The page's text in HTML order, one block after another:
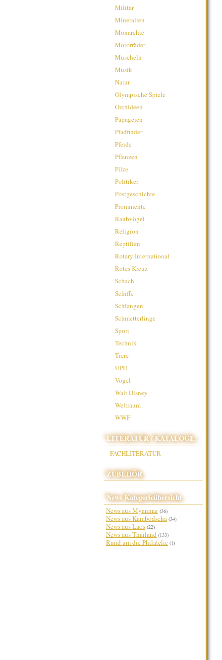
Militär
Mineralien
Monarchie
Motorräder
Muscheln
Musik
Natur
Olympische Spiele
Orchideen
Papageien
Pfadfinder
Pferde
Pflanzen
Pilze
Politiker
Postgeschichte
Prominente
Raubvögel
Religion
Reptilien
Rotary International
Rotes Kreuz
Schach
Schiffe
Schlangen
Schmetterlinge
Sport
Technik
Tiere
UPU
Vögel
Walt Disney
Weltraum
WWF
LITERATUR / KATALOGE:
FACHLITERATUR
ZUBEHÖR
News Kategorieübersicht
News aus Myanmar (36)
News aus Kambodscha (34)
News aus Laos (22)
News aus Thailand (133)
Rund um die Philatelie (1)